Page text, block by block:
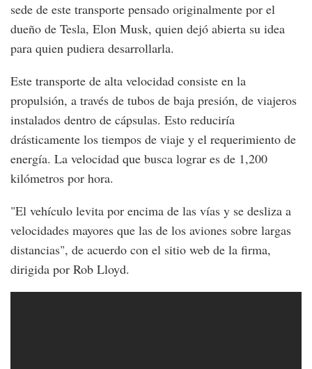
sede de este transporte pensado originalmente por el
dueño de Tesla, Elon Musk, quien dejó abierta su idea
para quien pudiera desarrollarla.
Este transporte de alta velocidad consiste en la
propulsión, a través de tubos de baja presión, de viajeros
instalados dentro de cápsulas. Esto reduciría
drásticamente los tiempos de viaje y el requerimiento de
energía. La velocidad que busca lograr es de 1,200
kilómetros por hora.
"El vehículo levita por encima de las vías y se desliza a
velocidades mayores que las de los aviones sobre largas
distancias", de acuerdo con el sitio web de la firma,
dirigida por Rob Lloyd.